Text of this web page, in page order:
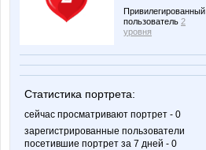
Привилегированный
пользователь 2
уровня
Статистика портрета:
сейчас просматривают портрет - 0
зарегистрированные пользователи
посетившие портрет за 7 дней - 0